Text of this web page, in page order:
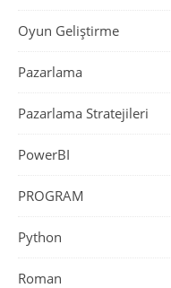
Oyun Geliştirme
Pazarlama
Pazarlama Stratejileri
PowerBI
PROGRAM
Python
Roman